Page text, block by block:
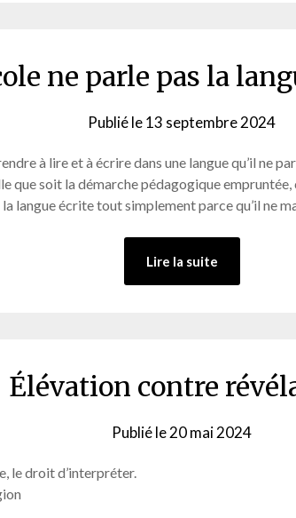
ne parle pas la
Publié le13 septembre 2024
ab
à lire et à écrire dans une langue qu’il ne
que soit la démarche pédagogique
langue écrite tout simplement parce qu’il ne
Lire la suite
Élévation contre
Publié le20 mai 2024
le droit d’interpréter.